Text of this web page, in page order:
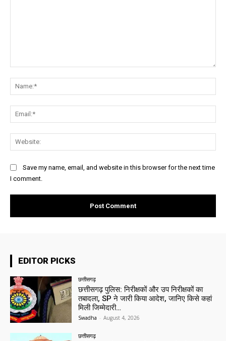
Save my name, email, and website in this browser for the next time
I comment.
EDITOR PICKS
छत्तीसगढ़
छत्तीसगढ़ पुलिस: निरीक्षकों और उप निरीक्षकों का
तबादला, SP ने जारी किया आदेश, जानिए किसे कहां
मिली जिम्मेदारी…
Swadha - August 4, 2026
छत्तीसगढ़